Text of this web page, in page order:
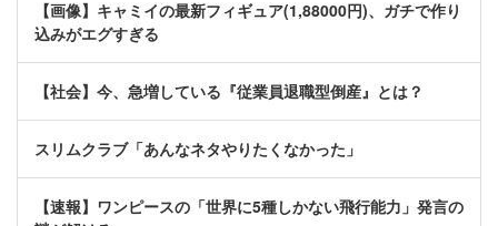
【画像】キャミイの最新フィギュア(1,88000円)、ガチで作り
込みがエグすぎる
【社会】今、急増している『従業員退職型倒産』とは？
スリムクラブ「あんなネタやりたくなかった」
【速報】ワンピースの「世界に5種しかない飛行能力」発言の